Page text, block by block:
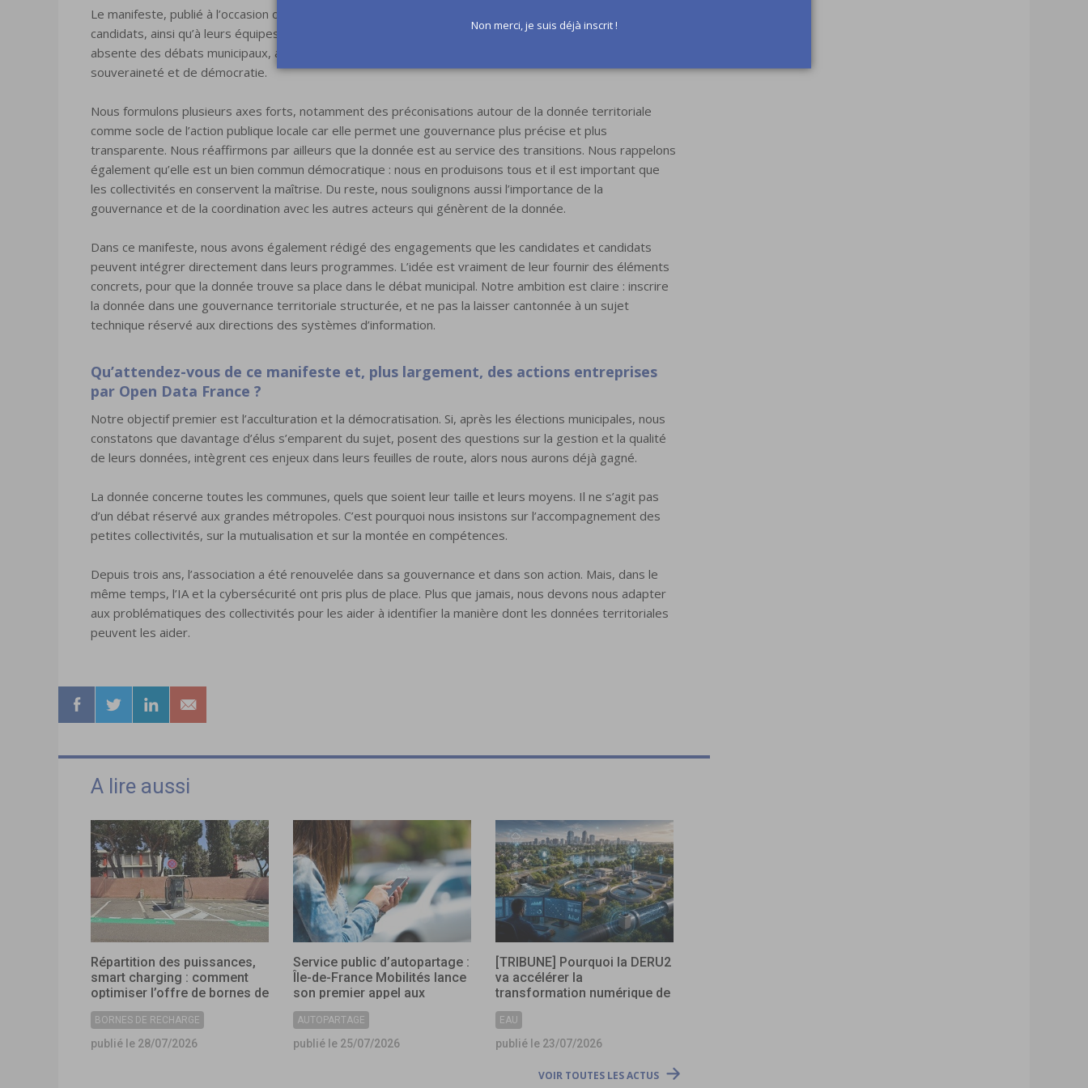
Le manifeste, publié à l’occasion des municipales 2026, s’adresse directement aux candidates et
candidats, ainsi qu’à leurs équipes de campagne. Il part d’un constat simple : la donnée reste encore trop
absente des débats municipaux, alors qu’elle constitue un levier stratégique de décision, de
souveraineté et de démocratie.
Nous formulons plusieurs axes forts, notamment des préconisations autour de la donnée territoriale
comme socle de l’action publique locale car elle permet une gouvernance plus précise et plus
transparente. Nous réaffirmons par ailleurs que la donnée est au service des transitions. Nous rappelons
également qu’elle est un bien commun démocratique : nous en produisons tous et il est important que
les collectivités en conservent la maîtrise. Du reste, nous soulignons aussi l’importance de la
gouvernance et de la coordination avec les autres acteurs qui génèrent de la donnée.
Dans ce manifeste, nous avons également rédigé des engagements que les candidates et candidats
peuvent intégrer directement dans leurs programmes. L’idée est vraiment de leur fournir des éléments
concrets, pour que la donnée trouve sa place dans le débat municipal. Notre ambition est claire : inscrire
la donnée dans une gouvernance territoriale structurée, et ne pas la laisser cantonnée à un sujet
technique réservé aux directions des systèmes d’information.
Qu’attendez-vous de ce manifeste et, plus largement, des actions entreprises
par Open Data France ?
Notre objectif premier est l’acculturation et la démocratisation. Si, après les élections municipales, nous
constatons que davantage d’élus s’emparent du sujet, posent des questions sur la gestion et la qualité
de leurs données, intègrent ces enjeux dans leurs feuilles de route, alors nous aurons déjà gagné.
La donnée concerne toutes les communes, quels que soient leur taille et leurs moyens. Il ne s’agit pas
d’un débat réservé aux grandes métropoles. C’est pourquoi nous insistons sur l’accompagnement des
petites collectivités, sur la mutualisation et sur la montée en compétences.
Depuis trois ans, l’association a été renouvelée dans sa gouvernance et dans son action. Mais, dans le
même temps, l’IA et la cybersécurité ont pris plus de place. Plus que jamais, nous devons nous adapter
aux problématiques des collectivités pour les aider à identifier la manière dont les données territoriales
peuvent les aider.
A lire aussi
Répartition des puissances,
smart charging : comment
optimiser l’offre de bornes de
recharge dans les
collectivités ?
BORNES DE RECHARGE
publié le 28/07/2026
Service public d’autopartage :
Île-de-France Mobilités lance
son premier appel aux
collectivités
AUTOPARTAGE
publié le 25/07/2026
[TRIBUNE] Pourquoi la DERU2
va accélérer la
transformation numérique de
l’assainissement ?
EAU
publié le 23/07/2026
VOIR TOUTES LES ACTUS
Non merci, je suis déjà inscrit !